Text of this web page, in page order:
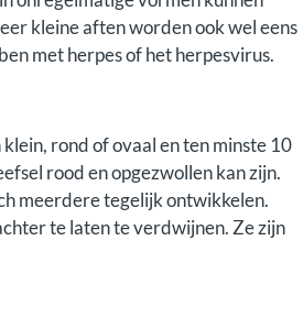
kleine aften worden ook wel eens
met herpes of het herpesvirus.
rond of ovaal en ten minste 10
rood en opgezwollen kan zijn.
meerdere tegelijk ontwikkelen.
te laten te verdwijnen. Ze zijn